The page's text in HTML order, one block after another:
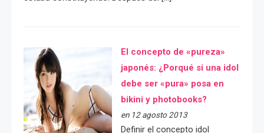
El concepto de «pureza»
japonés: ¿Porqué si una idol
debe ser «pura» posa en
bikini y photobooks?
en 12 agosto 2013
Definir el concepto idol